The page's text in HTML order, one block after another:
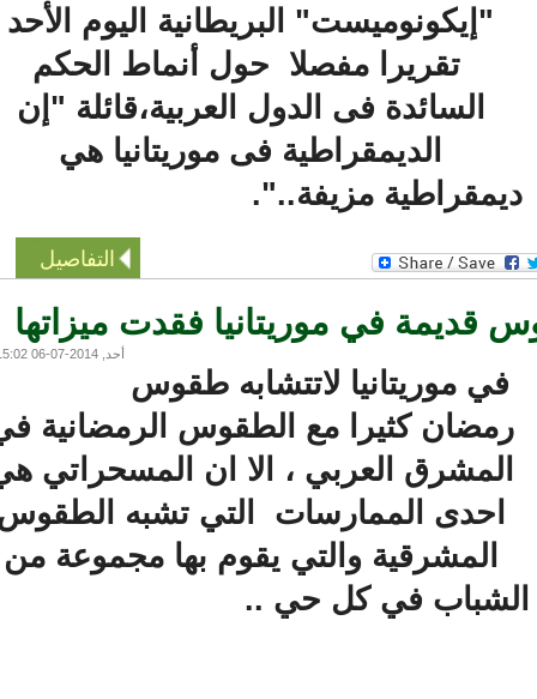
"إيكونوميست" البريطانية اليوم الأحد
تقريرا مفصلا حول أنماط الحكم
السائدة فى الدول العربية،قائلة "إن
الديمقراطية فى موريتانيا هي
مزيفة..".
التفاصيل
في موريتانيا فقدت ميزاتها
في موريتانيا لاتتشابه طقوس
كثيرا مع الطقوس الرمضانية في
العربي ، الا ان المسحراتي هي
احدى الممارسات التي تشبه الطقوس
المشرقية والتي يقوم بها مجموعة من
في كل حي ..